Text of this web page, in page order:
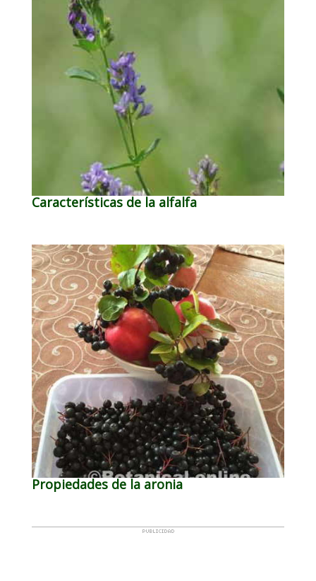
Características de la alfalfa
Propiedades de la aronia